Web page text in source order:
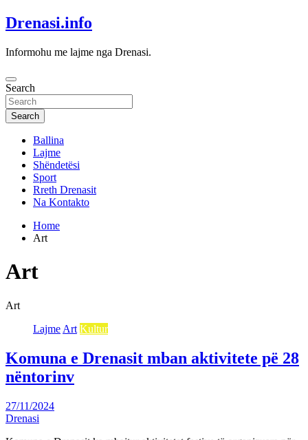
Skip
to
Drenasi.info
Informohu me lajme nga Drenasi.
Search
Search
Ballina
Lajme
Shëndetësi
Sport
Rreth Drenasit
Na Kontakto
Home
Art
Art
Art
Lajme Art Kultur
Komuna e Drenasit mban aktivitete pë 28
nëntorinv
27/11/2024
Drenasi